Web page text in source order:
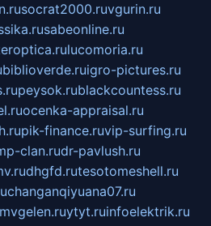
socrat2000.ruvgurin.ru
sabeonline.ru
lucomoria.ru
biblioverde.ruigro-pictures.ru
peysok.rublackcountess.ru
ocenka-appraisal.ru
pik-finance.ruvip-surfing.ru
clan.rudr-pavlush.ru
dhgfd.rutesotomeshell.ru
changanqiyuana07.ru
ytyt.ruinfoelektrik.ru